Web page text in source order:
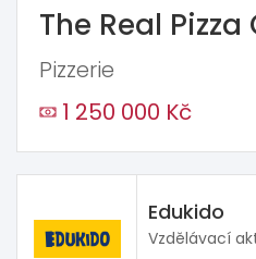
The Real
Pizzerie
1 250 000 Kč
Edukido
Vzdělávací